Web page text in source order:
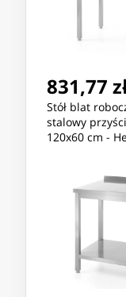
831,77
Stół blat
stalowy
120x60 cm -